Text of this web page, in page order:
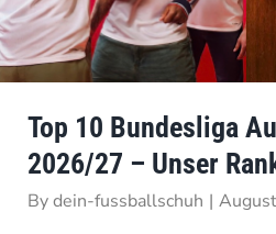
Top 10 Bundesliga
2026/27 – Unser
Bydein-fussballschuh |